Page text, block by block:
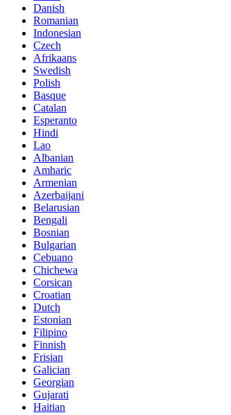
Danish
Romanian
Indonesian
Czech
Afrikaans
Swedish
Polish
Basque
Catalan
Esperanto
Hindi
Lao
Albanian
Amharic
Armenian
Azerbaijani
Belarusian
Bengali
Bosnian
Bulgarian
Cebuano
Chichewa
Corsican
Croatian
Dutch
Estonian
Filipino
Finnish
Frisian
Galician
Georgian
Gujarati
Haitian